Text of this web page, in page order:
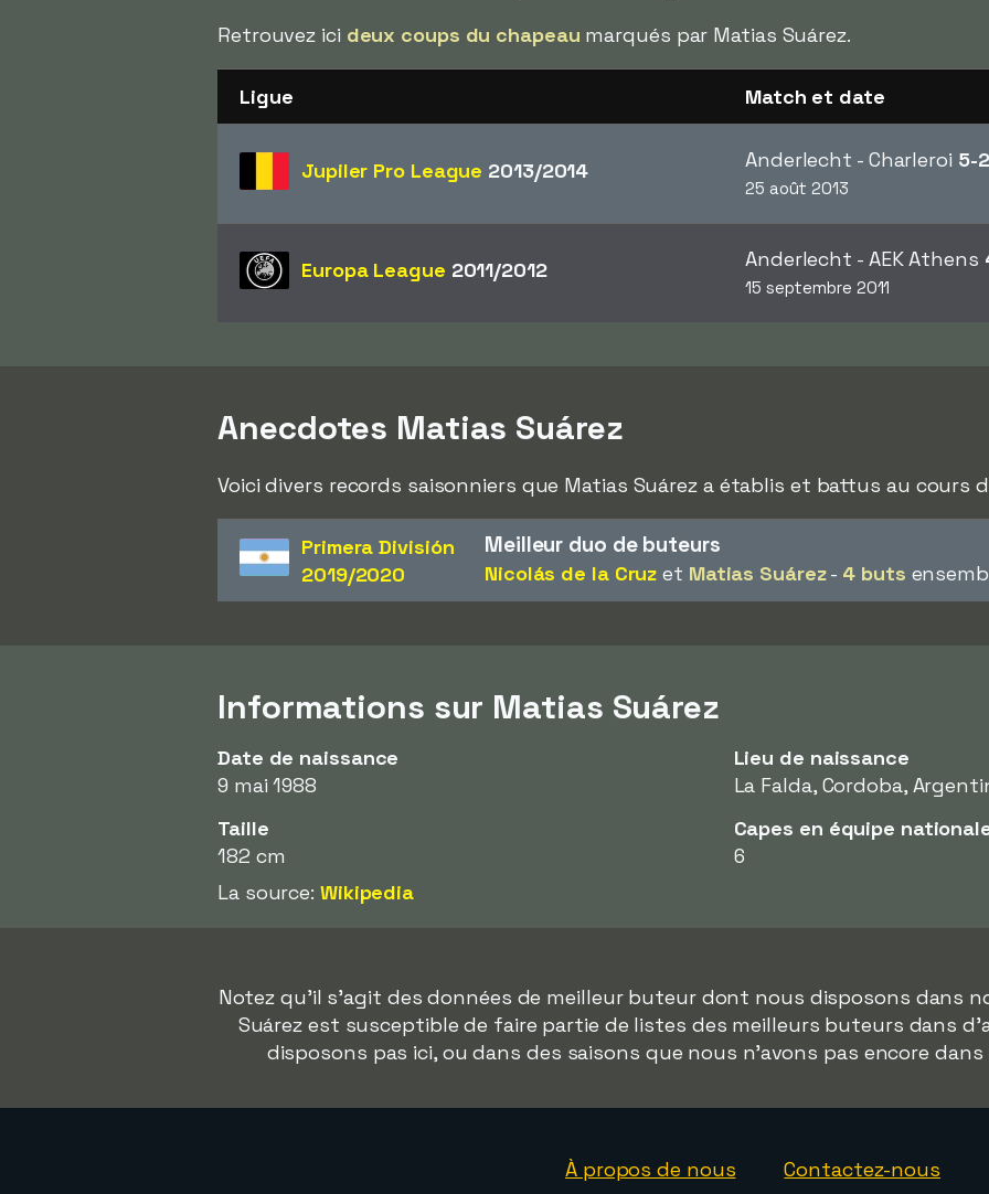
Retrouvez ici deux coups du chapeau marqués par Matias Suárez.
Ligue Match et date
Jupiler Pro League 2013/2014 Anderlecht - Charleroi 5-2
25 août 2013
Europa League 2011/2012 Anderlecht - AEK Athens
15 septembre 2011
Anecdotes Matias Suárez
Voici divers records saisonniers que Matias Suárez a établis et battus au cours
Primera División
2019/2020
Meilleur duo de buteurs
Nicolás de la Cruz et Matias Suárez- 4 buts
Informations sur Matias Suárez
Date de naissance
9 mai 1988
Lieu de naissance
La Falda, Cordoba,
Taille
182 cm
Capes en équipe
6
La source: Wikipedia
Notez qu'il s'agit des données de meilleur buteur dont nous disposons dans
Suárez est susceptible de faire partie de listes des meilleurs buteurs dans
disposons pas ici, ou dans des saisons que nous n'avons pas encore
À propos de nous Contactez-nous